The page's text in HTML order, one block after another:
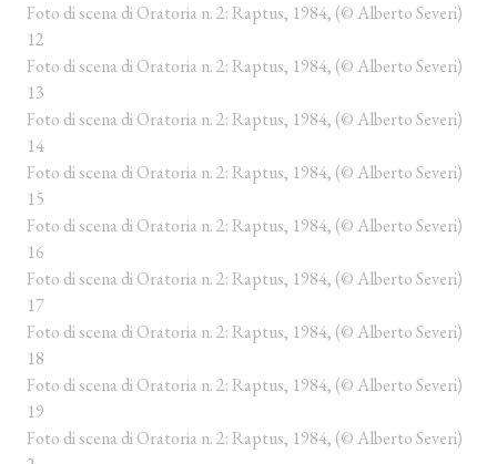
Foto di scena di Oratoria n. 2: Raptus, 1984, (© Alberto Severi)
12
Foto di scena di Oratoria n. 2: Raptus, 1984, (© Alberto Severi)
13
Foto di scena di Oratoria n. 2: Raptus, 1984, (© Alberto Severi)
14
Foto di scena di Oratoria n. 2: Raptus, 1984, (© Alberto Severi)
15
Foto di scena di Oratoria n. 2: Raptus, 1984, (© Alberto Severi)
16
Foto di scena di Oratoria n. 2: Raptus, 1984, (© Alberto Severi)
17
Foto di scena di Oratoria n. 2: Raptus, 1984, (© Alberto Severi)
18
Foto di scena di Oratoria n. 2: Raptus, 1984, (© Alberto Severi)
19
Foto di scena di Oratoria n. 2: Raptus, 1984, (© Alberto Severi)